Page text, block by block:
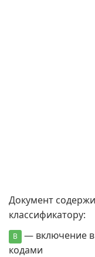
Документ
классификатору:
В
— включение в
кодами